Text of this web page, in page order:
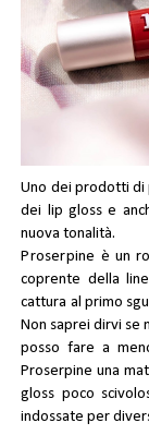
Uno dei prodotti di
dei lip gloss e
nuova tonalità.
Proserpine è un
coprente della
cattura al primo
Non saprei dirvi se
posso fare a
Proserpine una
gloss poco
indossate per